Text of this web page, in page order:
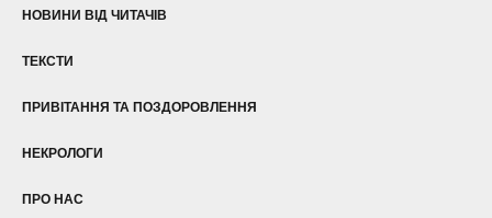
НОВИНИ ВІД ЧИТАЧІВ
ТЕКСТИ
ПРИВІТАННЯ ТА ПОЗДОРОВЛЕННЯ
НЕКРОЛОГИ
ПРО НАС